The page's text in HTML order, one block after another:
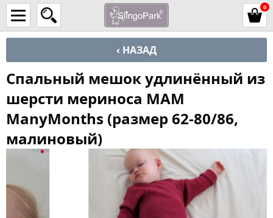
0
‹ НАЗАД
Спальный мешок удлинённый из
шерсти мериноса MAM
ManyMonths (размер 62-80/86,
малиновый)